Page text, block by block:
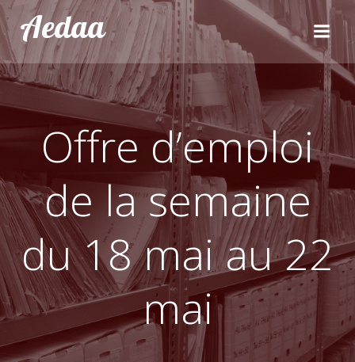
Aller
au
contenu
Aedaa
Offre d’emploi
de la semaine
du 18 mai au 22
mai